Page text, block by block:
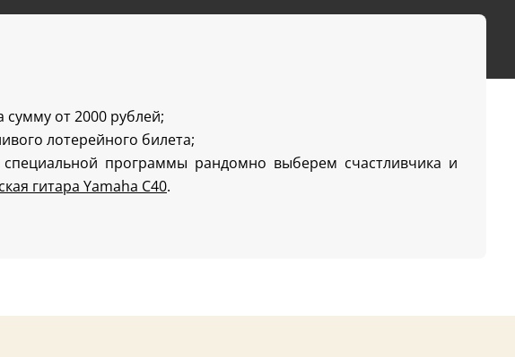
сумму от 2000 рублей;
лотерейного билета;
программы рандомно выберем счастливчика и
гитара Yamaha C40.